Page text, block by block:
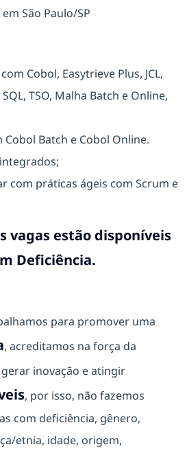
São Paulo/SP
Cobol, Easytrieve Plus, JCL,
SQL, TSO, Malha Batch e Online,
Batch e Cobol Online.
com práticas ágeis com Scrum e
vagas estão disponíveis
Deficiência.
para promover uma
, acreditamos na força da
inovação e atingir
, por isso, não fazemos
com deficiência, gênero,
etnia, idade, origem,